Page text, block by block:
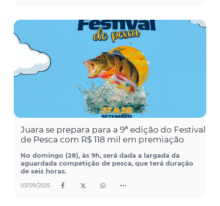
Juara se prepara para a 9ª edição do Festival
de Pesca com R$ 118 mil em premiação
No domingo (28), às 9h, será dada a largada da
aguardada competição de pesca, que terá duração
de seis horas.
03/09/2025